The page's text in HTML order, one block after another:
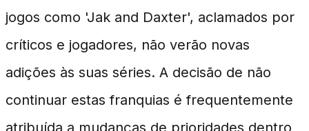
jogos como 'Jak and Daxter', aclamados por
críticos e jogadores, não verão novas
adições às suas séries. A decisão de não
continuar estas franquias é frequentemente
atribuída a mudanças de prioridades dentro